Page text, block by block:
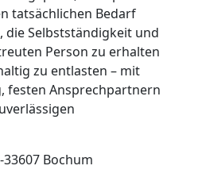
tatsächlichen Bedarf
die Selbstständigkeit und
Person zu erhalten
zu entlasten – mit
festen Ansprechpartnern
33607 Bochum